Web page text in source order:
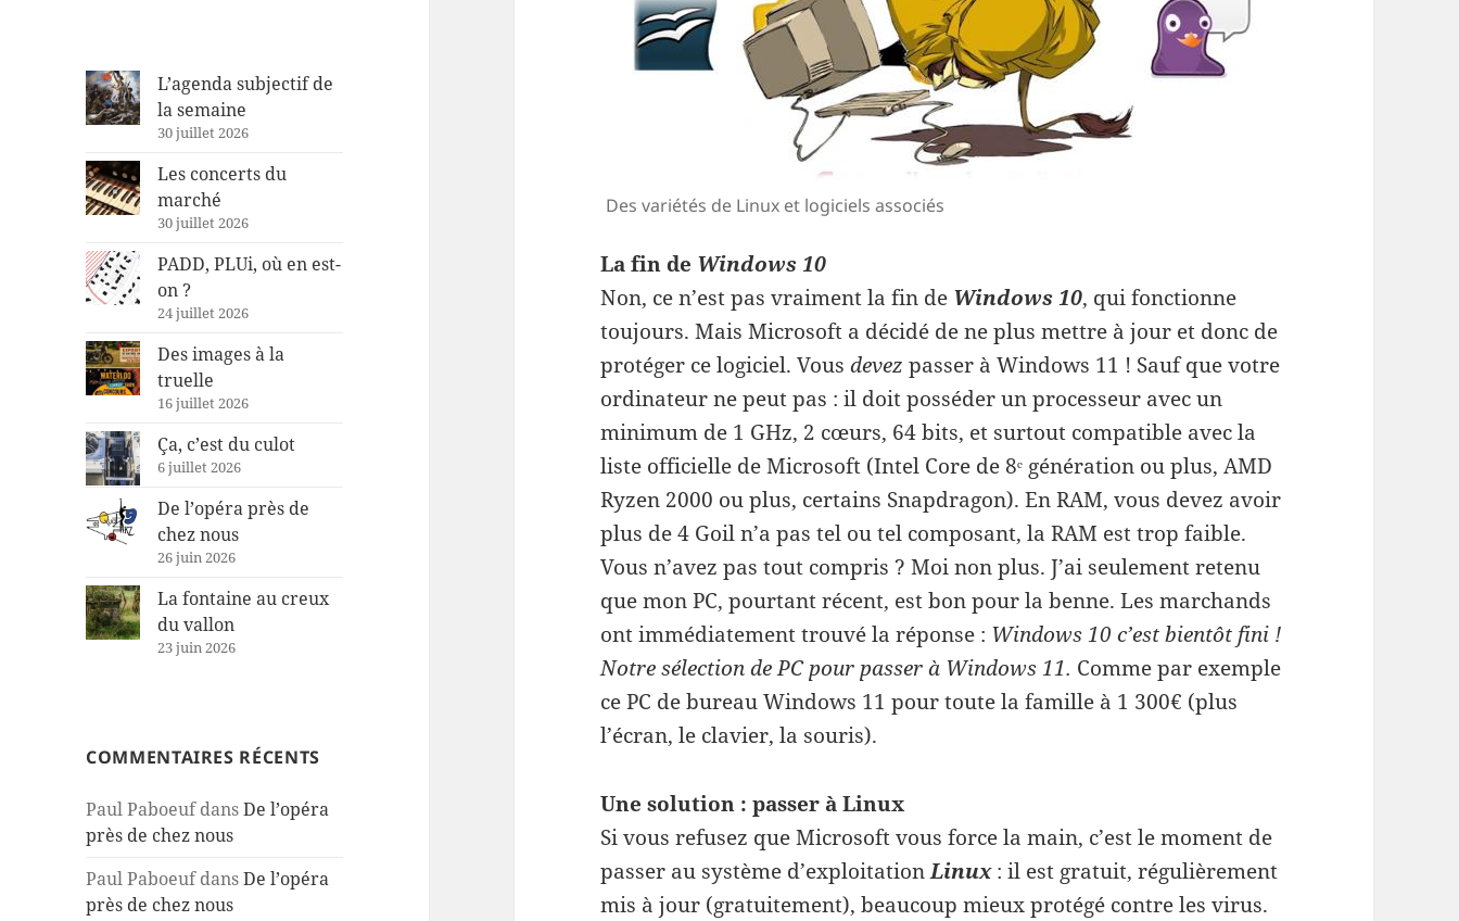
L’agenda subjectif de
la semaine
30 juillet 2026
Les concerts du
marché
30 juillet 2026
PADD, PLUi, où en est-
on ?
24 juillet 2026
Des images à la
truelle
16 juillet 2026
Ça, c’est du culot
6 juillet 2026
De l’opéra près de
chez nous
26 juin 2026
La fontaine au creux
du vallon
23 juin 2026
COMMENTAIRES RÉCENTS
Paul PaboeufdansDe l’opéra
près de chez nous
Paul PaboeufdansDe l’opéra
près de chez nous
Des variétés de Linux et logiciels associés
La fin de Windows 10
Non, ce n’est pas vraiment la fin de Windows 10, qui fonctionne
toujours. Mais Microsoft a décidé de ne plus mettre à jour et donc de
protéger ce logiciel. Vousdevez passer à Windows 11 ! Sauf que votre
ordinateur ne peut pas : il doit posséder un processeur avec un
minimum de 1 GHz, 2 cœurs, 64 bits, et surtout compatible avec la
liste officielle de Microsoft (Intel Core de 8ᵉ génération ou plus, AMD
Ryzen 2000 ou plus, certains Snapdragon). En RAM, vous devez avoir
plus de 4 Goil n’a pas tel ou tel composant, la RAM est trop faible.
Vous n’avez pas tout compris ? Moi non plus. J’ai seulement retenu
que mon PC, pourtant récent, est bon pour la benne. Les marchands
ont immédiatement trouvé la réponse : Windows 10 c’est bientôt fini !
Notre sélection de PC pour passer à Windows 11. Comme par exemple
ce PC de bureau Windows 11 pour toute la famille à 1 300€ (plus
l’écran, le clavier, la souris).
Une solution : passer à Linux
Si vous refusez que Microsoft vous force la main, c’est le moment de
passer au système d’exploitationLinux: il est gratuit, régulièrement
mis à jour (gratuitement), beaucoup mieux protégé contre les virus.